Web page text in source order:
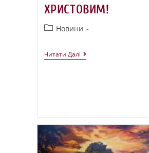
ХРИСТОВИМ!
Новини
Читати Далі